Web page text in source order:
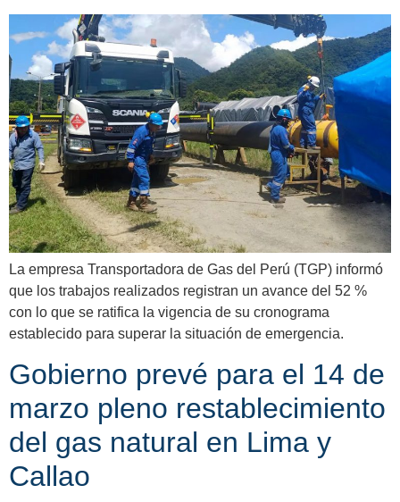
La empresa Transportadora de Gas del Perú (TGP) informó
que los trabajos realizados registran un avance del 52 %
con lo que se ratifica la vigencia de su cronograma
establecido para superar la situación de emergencia.
Gobierno prevé para el 14 de
marzo pleno restablecimiento
del gas natural en Lima y
Callao